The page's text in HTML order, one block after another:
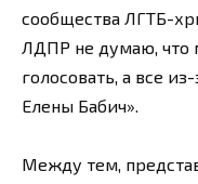
сообщества ЛГТБ-
ЛДПР не думаю, что
голосовать, а все
Елены Бабич».
Между тем,